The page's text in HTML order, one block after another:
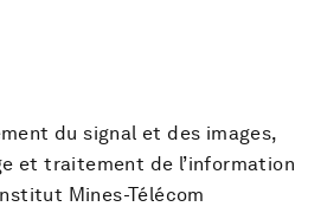
du signal et des images,
et traitement de l’information
Mines-Télécom